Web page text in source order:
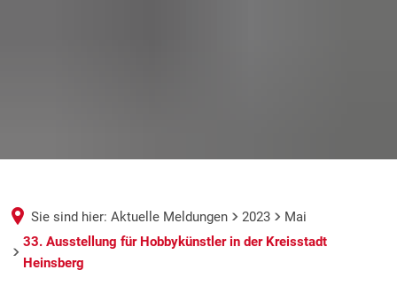
Sie sind hier: Aktuelle Meldungen 2023
Mai
33. Ausstellung für Hobbykünstler in der Kreisstadt
Heinsberg